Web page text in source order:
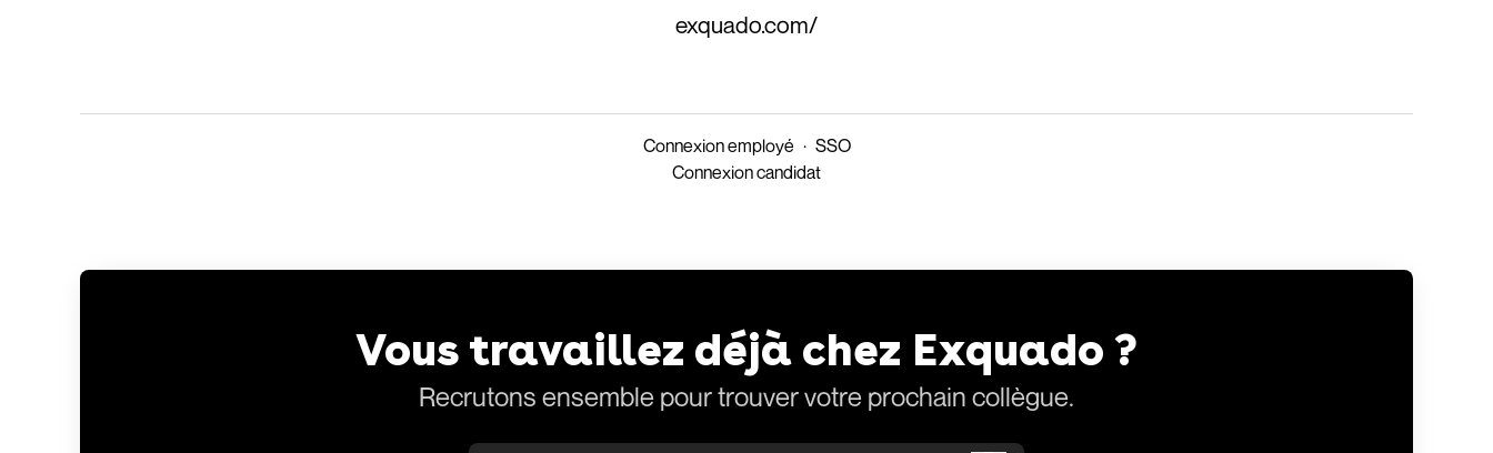
exquado.com/
Connexion employé · SSO
Connexion candidat
Vous travaillez déjà chez Exquado ?
Recrutons ensemble pour trouver votre prochain collègue.